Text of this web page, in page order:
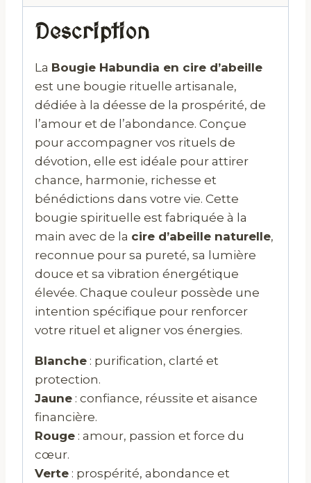
Description
La Bougie Habundia en cire d’abeille
est une bougie rituelle artisanale,
dédiée à la déesse de la prospérité, de
l’amour et de l’abondance. Conçue
pour accompagner vos rituels de
dévotion, elle est idéale pour attirer
chance, harmonie, richesse et
bénédictions dans votre vie. Cette
bougie spirituelle est fabriquée à la
main avec de la cire d’abeille naturelle,
reconnue pour sa pureté, sa lumière
douce et sa vibration énergétique
élevée. Chaque couleur possède une
intention spécifique pour renforcer
votre rituel et aligner vos énergies.
Blanche : purification, clarté et
protection.
Jaune : confiance, réussite et aisance
financière.
Rouge : amour, passion et force du
cœur.
Verte : prospérité, abondance et